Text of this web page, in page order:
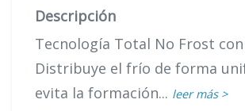
Descripción
Tecnología Total No Frost
Distribuye el frío de forma
evita la formación... leer más >